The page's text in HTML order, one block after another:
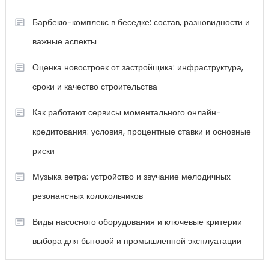
Барбекю-комплекс в беседке: состав, разновидности и
важные аспекты
Оценка новостроек от застройщика: инфраструктура,
сроки и качество строительства
Как работают сервисы моментального онлайн-
кредитования: условия, процентные ставки и основные
риски
Музыка ветра: устройство и звучание мелодичных
резонансных колокольчиков
Виды насосного оборудования и ключевые критерии
выбора для бытовой и промышленной эксплуатации